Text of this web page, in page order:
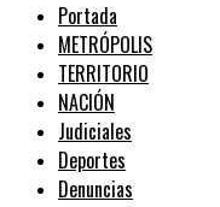
Portada
METRÓPOLIS
TERRITORIO
NACIÓN
Judiciales
Deportes
Denuncias